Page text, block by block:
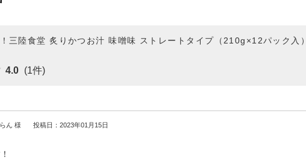
三陸食堂 炙りかつお汁 味噌味 ストレートタイプ（210g×12パック入）
4.0 (1件)
らん 様 投稿日：2023年01月15日